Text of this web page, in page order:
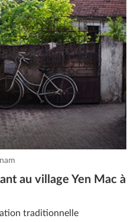
au village Yen Mac à
traditionnelle